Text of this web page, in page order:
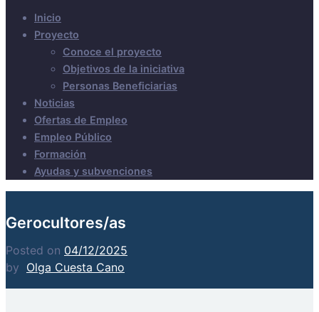
Inicio
Proyecto
Conoce el proyecto
Objetivos de la iniciativa
Personas Beneficiarias
Noticias
Ofertas de Empleo
Empleo Público
Formación
Ayudas y subvenciones
Gerocultores/as
Posted on 04/12/2025
by Olga Cuesta Cano